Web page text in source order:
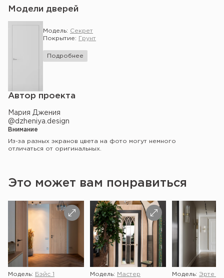
Модели дверей
Модель: Секрет
Покрытие:
Грунт
Подробнее
Автор проекта
Мария Джения
@dzheniya.design
Внимание
Из-за разных экранов цвета на фото могут немного
отличаться от оригинальных.
Это может вам понравиться
Модель: Бэйс 1 Модель:
Мастер
Модель: Эрте 2